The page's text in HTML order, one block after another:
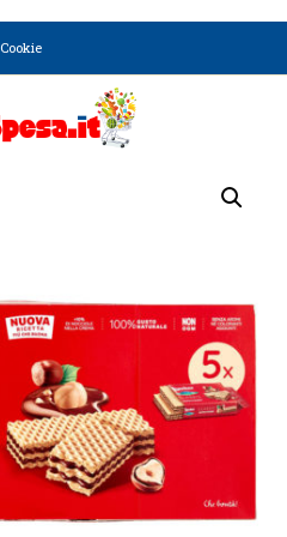
Cookie